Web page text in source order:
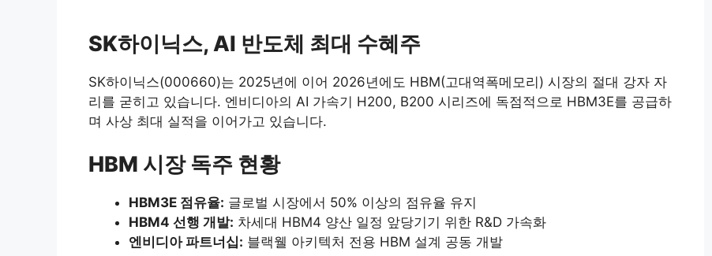
SK하이닉스, AI 반도체 최대 수혜주
SK하이닉스(000660)는 2025년에 이어 2026년에도 HBM(고대역폭메모리) 시장의 절대 강자 자
리를 굳히고 있습니다. 엔비디아의 AI 가속기 H200, B200 시리즈에 독점적으로 HBM3E를 공급하
며 사상 최대 실적을 이어가고 있습니다.
HBM 시장 독주 현황
HBM3E 점유율: 글로벌 시장에서 50% 이상의 점유율 유지
HBM4 선행 개발: 차세대 HBM4 양산 일정 앞당기기 위한 R&D 가속화
엔비디아 파트너십: 블랙웰 아키텍처 전용 HBM 설계 공동 개발